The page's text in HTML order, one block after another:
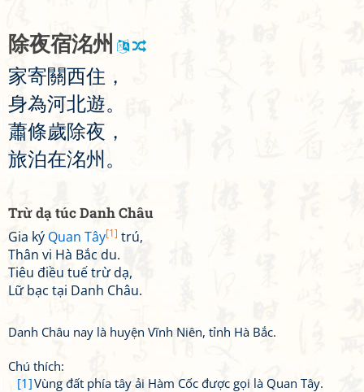
除夜宿洺州
家寄關西住 ，
身為河北遊。
蕭條歲除夜 ，
旅泊在洺州 。
Trừ dạ túc Danh Châu
Gia ký Quan Tây[1] trú,
Thân vi Hà Bắc du.
Tiêu điều tuế trừ dạ,
Lữ bạc tại Danh Châu.
Danh Châu nay là huyện Vĩnh Niên, tỉnh Hà Bắc.
Chú thích:
[1]Vùng đất phía tây ải Hàm Cốc được gọi là Quan Tây.